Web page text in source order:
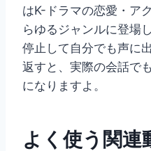
はK-ドラマの恋愛・ア
らゆるジャンルに登場
停止して自分でも声に
返すと、実際の会話で
になりますよ。
よく使う関連